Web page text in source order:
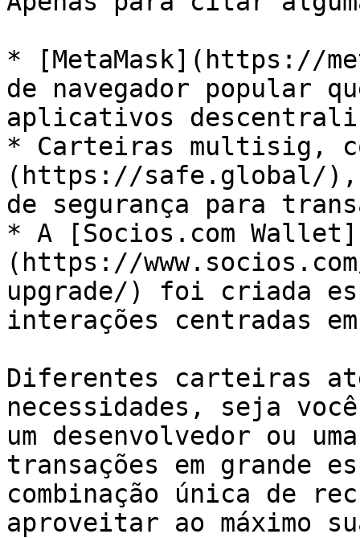
* [MetaMask](https://
de navegador popular
aplicativos
* Carteiras multisig,
(https://safe.global/),
de segurança para
* A [Socios.com Wallet]
(https://
upgrade/) foi criada
interações centradas
Diferentes carteiras
necessidades, seja
um desenvolvedor ou
transações em grande
combinação única de
aproveitar ao máximo